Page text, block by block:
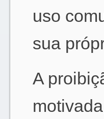
uso
sua
A